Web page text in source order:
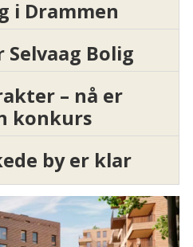
i Drammen
Bolig
– nå er
konkurs
by er klar